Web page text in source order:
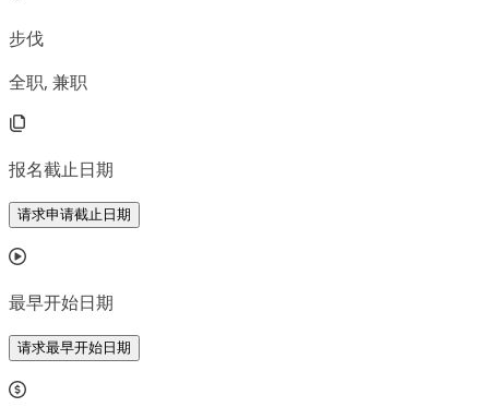
步伐
全职, 兼职
报名截止日期
请求申请截止日期
最早开始日期
请求最早开始日期